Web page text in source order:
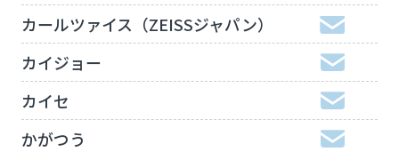
カールツァイス（ZEISSジャパン）
カイジョー
カイセ
かがつう